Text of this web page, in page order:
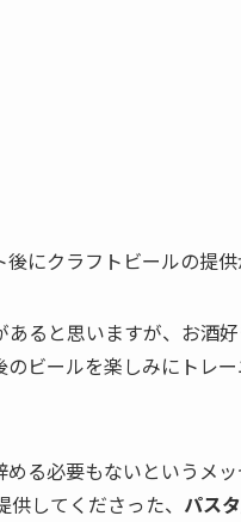
にクラフトビールの提供
ると思いますが、お酒
ビールを楽しみにトレ
る必要もないというメ
してくださった、 パス